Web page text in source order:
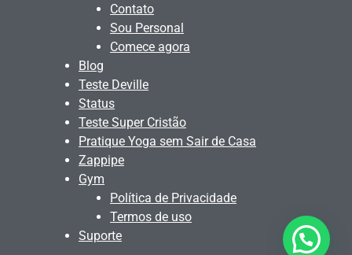
Contato
Sou Personal
Comece agora
Blog
Teste Deville
Status
Teste Super Cristão
Pratique Yoga sem Sair de Casa
Zappipe
Gym
Política de Privacidade
Termos de uso
Suporte